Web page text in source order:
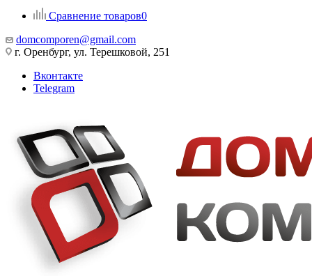
Сравнение товаров0
domcomporen@gmail.com
г. Оренбург, ул. Терешковой, 251
Вконтакте
Telegram